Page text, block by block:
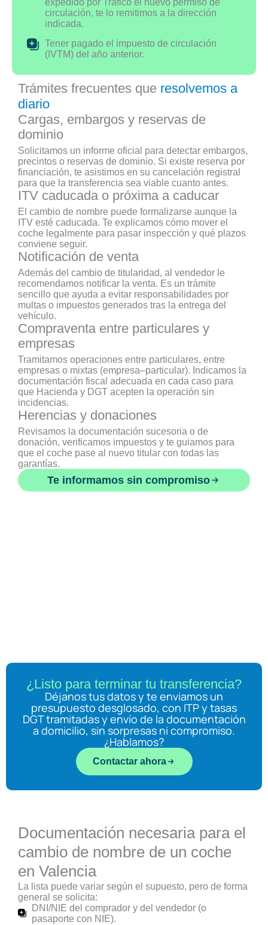
Trámites frecuentes que resolvemos a
diario
Cargas, embargos y reservas de
dominio
Solicitamos un informe oficial para detectar embargos,
precintos o reservas de dominio. Si existe reserva por
financiación, te asistimos en su cancelación registral
para que la transferencia sea viable cuanto antes.
ITV caducada o próxima a caducar
El cambio de nombre puede formalizarse aunque la
ITV esté caducada. Te explicamos cómo mover el
coche legalmente para pasar inspección y qué plazos
conviene seguir.
Notificación de venta
Además del cambio de titularidad, al vendedor le
recomendamos notificar la venta. Es un trámite
sencillo que ayuda a evitar responsabilidades por
multas o impuestos generados tras la entrega del
vehículo.
Compraventa entre particulares y
empresas
Tramitamos operaciones entre particulares, entre
empresas o mixtas (empresa–particular). Indicamos la
documentación fiscal adecuada en cada caso para
que Hacienda y DGT acepten la operación sin
incidencias.
Herencias y donaciones
Revisamos la documentación sucesoria o de
donación, verificamos impuestos y te guiamos para
que el coche pase al nuevo titular con todas las
garantías.
Te informamos sin compromiso
circulación, te lo remitimos a la dirección
indicada.
Tener pagado el impuesto de circulación
(IVTM) del año anterior.
¿Listo para terminar tu transferencia?
Déjanos tus datos y te enviamos un
presupuesto desglosado, con ITP y tasas
DGT tramitadas y envío de la documentación
a domicilio, sin sorpresas ni compromiso.
¿Hablamos?
Contactar ahora
Documentación necesaria para el
cambio de nombre de un coche
en Valencia
La lista puede variar según el supuesto, pero de forma
general se solicita:
DNI/NIE del comprador y del vendedor (o
pasaporte con NIE).